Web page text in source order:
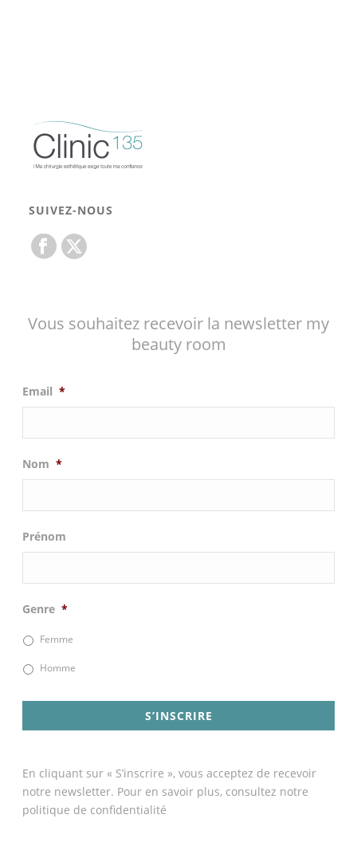
SUIVEZ-NOUS
Vous souhaitez recevoir la newsletter my
beauty room
Email *
Nom *
Prénom
Genre *
Femme
Homme
En cliquant sur « S’inscrire », vous acceptez de recevoir
notre newsletter. Pour en savoir plus, consultez notre
politique de confidentialité